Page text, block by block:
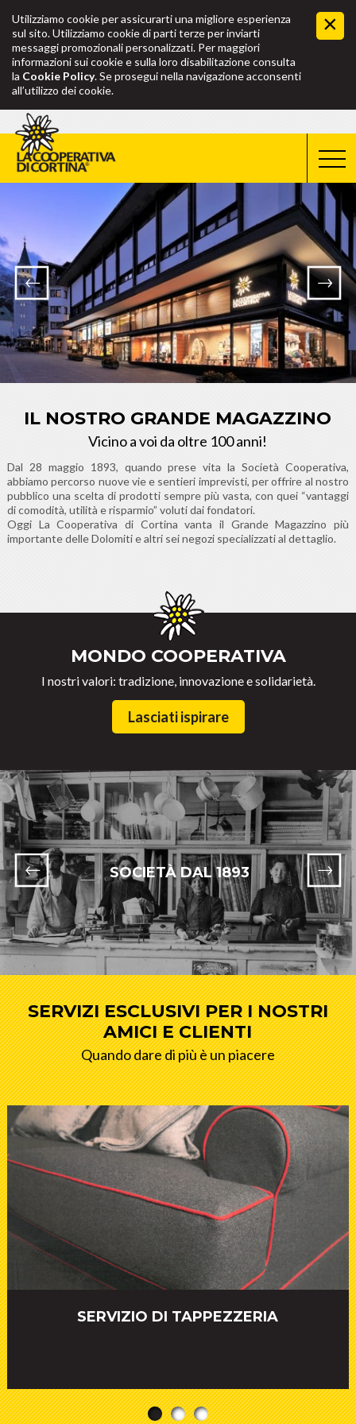
Utilizziamo cookie per assicurarti una migliore esperienza
sul sito. Utilizziamo cookie di parti terze per inviarti
messaggi promozionali personalizzati. Per maggiori
informazioni sui cookie e sulla loro disabilitazione consulta
la Cookie Policy. Se prosegui nella navigazione acconsenti
all’utilizzo dei cookie.
IL NOSTRO GRANDE MAGAZZINO
Vicino a voi da oltre 100 anni!
Dal 28 maggio 1893, quando prese vita la Società Cooperativa,
abbiamo percorso nuove vie e sentieri imprevisti, per offrire al nostro
pubblico una scelta di prodotti sempre più vasta, con quei “vantaggi
di comodità, utilità e risparmio” voluti dai fondatori.
Oggi La Cooperativa di Cortina vanta il Grande Magazzino più
importante delle Dolomiti e altri sei negozi specializzati al dettaglio.
MONDO COOPERATIVA
I nostri valori: tradizione, innovazione e solidarietà.
Lasciati ispirare
SOCIETÀ DAL 1893
SERVIZI ESCLUSIVI PER I NOSTRI
AMICI E CLIENTI
Quando dare di più è un piacere
SERVIZIO DI TAPPEZZERIA